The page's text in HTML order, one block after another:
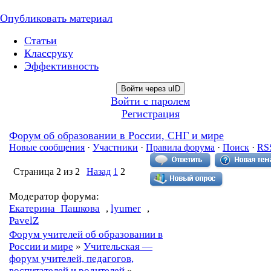
Опубликовать материал
Статьи
Классруку
Эффективность
Войти через uID
Войти с паролем
Регистрация
Форум об образовании в России, СНГ и мире
Новые сообщения · Участники · Правила форума · Поиск ·
Страница 2 из 2 Назад 1 2
Модератор форума:
Екатерина_Пашкова , lyumer ,
PavelZ
Форум учителей об образовании в
России и мире » Учительская —
форум учителей, педагогов,